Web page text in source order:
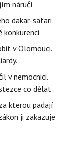
náručí
dakar-safari
v Olomouci.
v nemocnici.
co dělat
kterou padají
ji zakazuje